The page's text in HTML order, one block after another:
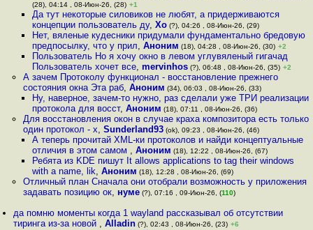
(28), 04:14 , 08-Июн-26, (28) +1
Да тут некоторые силовиков не любят, а придерживаются
концепции пользователь ду, Xo(?), 04:26 , 08-Июн-26, (29)
Нет, вяленые кудесники придумали фундаментально бредовую
предпосылку, что у прил, Аноним (18), 04:28 , 08-Июн-26, (30) +2
Пользователь Но я хочу окно в левом углувяленый гигачад
Пользователь хочет все, mervinhos(?), 06:48 , 08-Июн-26, (35) +2
А зачем Протоколу функционал - восстановление прежнего
состояния окна Эта раб, Аноним (34), 06:03 , 08-Июн-26, (33)
Ну, наверное, зачем-то нужно, раз сделали уже ТРИ реализации
протокола для восст, Аноним (18), 07:11 , 08-Июн-26, (36)
Для восстановления окон в случае краха композитора есть только
один протокол - x, Sunderland93(ok), 09:23 , 08-Июн-26, (46)
А теперь прочитай XML-ки протоколов и найди концептуальные
отличия в этом самом , Аноним (18), 12:22 , 08-Июн-26, (67)
Ребята из KDE пишут It allows applications to tag their windows
with a name, lik, Аноним (18), 12:28 , 08-Июн-26, (69)
Отличный план Сначала они отобрали возможность у приложения
задавать позицию ок, нуме(?), 07:16 , 09-Июн-26, (110)
да помню моменты когда 1 wayland рассказывал об отсутствии
тиринга из-за новой ,Alladin (?), 02:43 , 08-Июн-26, (23) +6